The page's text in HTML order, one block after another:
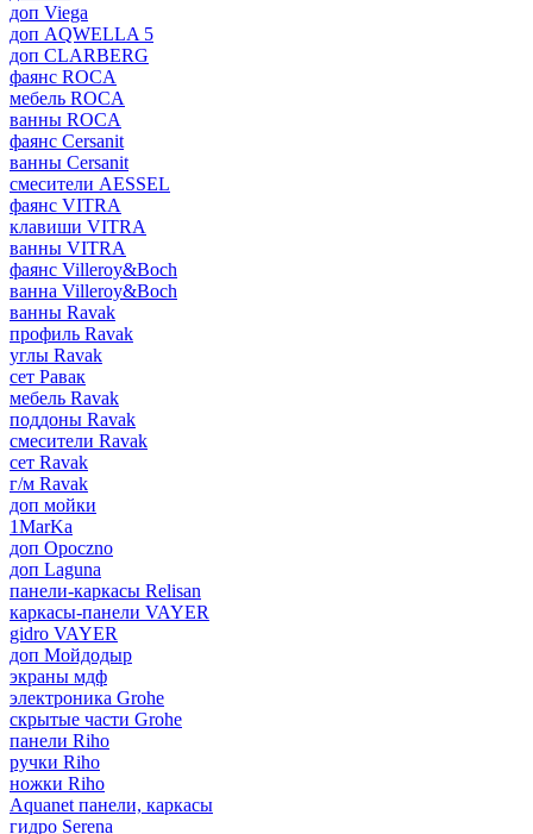
доп Viega
доп AQWELLA 5
доп CLARBERG
фаянс ROCA
мебель ROCA
ванны ROCA
фаянс Cersanit
ванны Cersanit
смесители AESSEL
фаянс VITRA
клавиши VITRA
ванны VITRA
фаянс Villeroy&Boch
ванна Villeroy&Boch
ванны Ravak
профиль Ravak
углы Ravak
сет Равак
мебель Ravak
поддоны Ravak
смесители Ravak
сет Ravak
г/м Ravak
доп мойки
1MarKa
доп Opoczno
доп Laguna
панели-каркасы Relisan
каркасы-панели VAYER
gidro VAYER
доп Мойдодыр
экраны мдф
электроника Grohe
скрытые части Grohe
панели Riho
ручки Riho
ножки Riho
Aquanet панели, каркасы
гидро Serena